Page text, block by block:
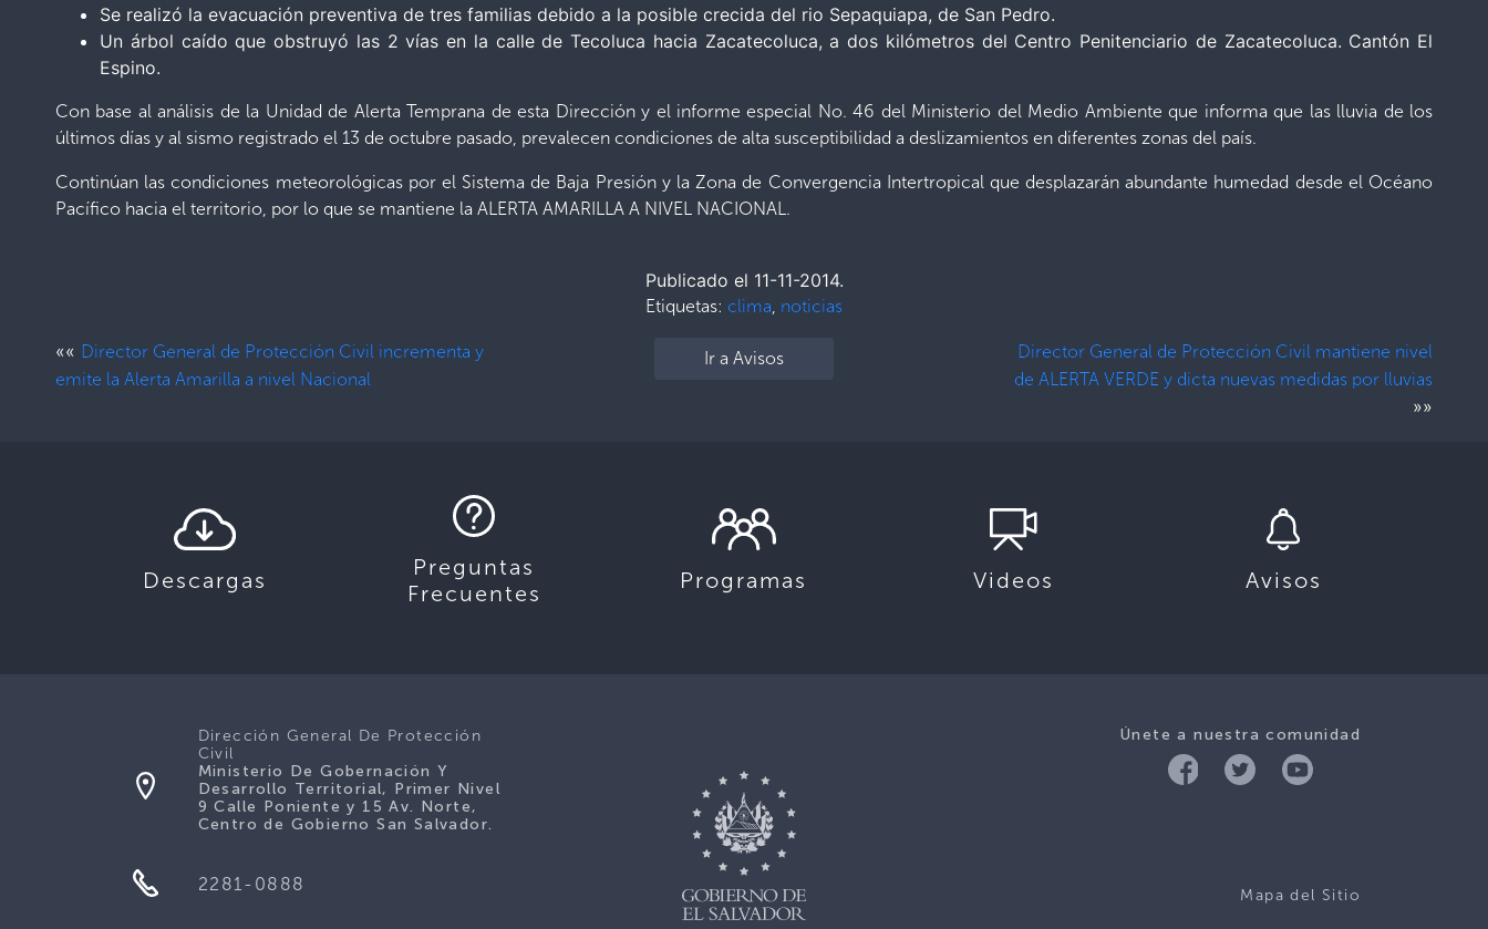
Se realizó la evacuación preventiva de tres familias debido a la posible crecida del rio Sepaquiapa, de San Pedro.
Un árbol caído que obstruyó las 2 vías en la calle de Tecoluca hacia Zacatecoluca, a dos kilómetros del Centro Penitenciario de Zacatecoluca. Cantón El
Espino.
Con base al análisis de la Unidad de Alerta Temprana de esta Dirección y el informe especial No. 46 del Ministerio del Medio Ambiente que informa que las lluvia de los
últimos días y al sismo registrado el 13 de octubre pasado, prevalecen condiciones de alta susceptibilidad a deslizamientos en diferentes zonas del país.
Continúan las condiciones meteorológicas por el Sistema de Baja Presión y la Zona de Convergencia Intertropical que desplazarán abundante humedad desde el Océano
Pacífico hacia el territorio, por lo que se mantiene la ALERTA AMARILLA A NIVEL NACIONAL.
Publicado el 11-11-2014.
Etiquetas: clima, noticias
«« Director General de Protección Civil incrementa y
emite la Alerta Amarilla a nivel Nacional
Ir a Avisos
Director General de Protección Civil mantiene nivel
de ALERTA VERDE y dicta nuevas medidas por lluvias
»»
Descargas
Preguntas
Frecuentes
Programas Videos Avisos
Únete a nuestra comunidad
Mapa del Sitio
Dirección General De Protección
Civil
Ministerio De Gobernación Y
Desarrollo Territorial, Primer Nivel
9 Calle Poniente y 15 Av. Norte,
Centro de Gobierno San Salvador.
2281-0888